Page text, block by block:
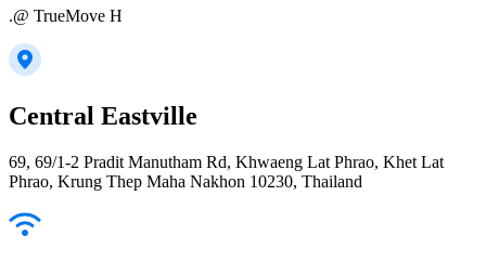
.@ TrueMove H
Central Eastville
69, 69/1-2 Pradit Manutham Rd, Khwaeng Lat Phrao, Khet Lat
Phrao, Krung Thep Maha Nakhon 10230, Thailand